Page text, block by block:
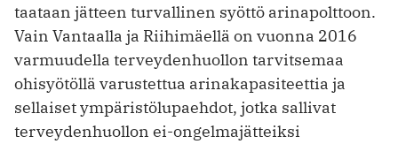
taataan jätteen turvallinen syöttö arinapolttoon.
Vain Vantaalla ja Riihimäellä on vuonna 2016
varmuudella terveydenhuollon tarvitsemaa
ohisyötöllä varustettua arinakapasiteettia ja
sellaiset ympäristölupaehdot, jotka sallivat
terveydenhuollon ei-ongelmajätteiksi